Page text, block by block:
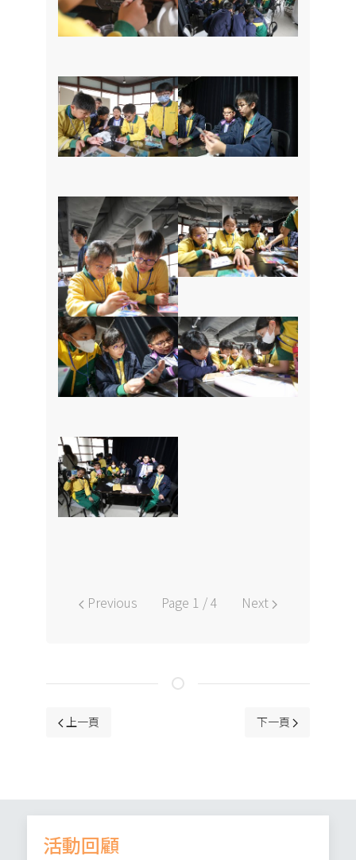
Previous Page 1 / 4 Next
上一篇文章: 藝術家到校——木顏色工作坊
上一頁 下一篇文章: 「邊
下一頁
活動回顧